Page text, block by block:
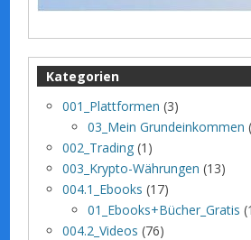
Kategorien
001_Plattformen (3)
03_Mein Grundeinkommen
002_Trading (1)
003_Krypto-Währungen (13)
004.1_Ebooks (17)
01_Ebooks+Bücher_Gratis
004.2_Videos (76)